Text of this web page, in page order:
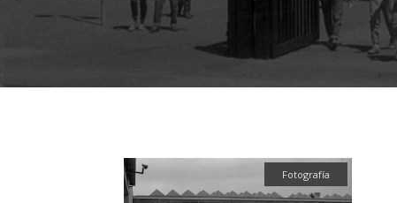
Fotografía